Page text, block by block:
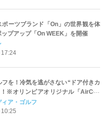
ポーツブランド「On」の世界観を体
プアップ「On WEEK」を開催
を！冷気を逃がさない“ドア付きカ
オリンピアオリジナル「AirCon
ート）」導入 | アコーディア・ゴ
ア・ゴルフ